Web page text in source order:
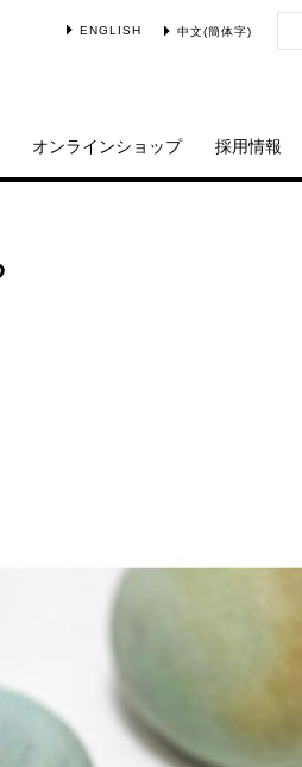
ENGLISH 中文(簡体字)
オンラインショップ 採用情報